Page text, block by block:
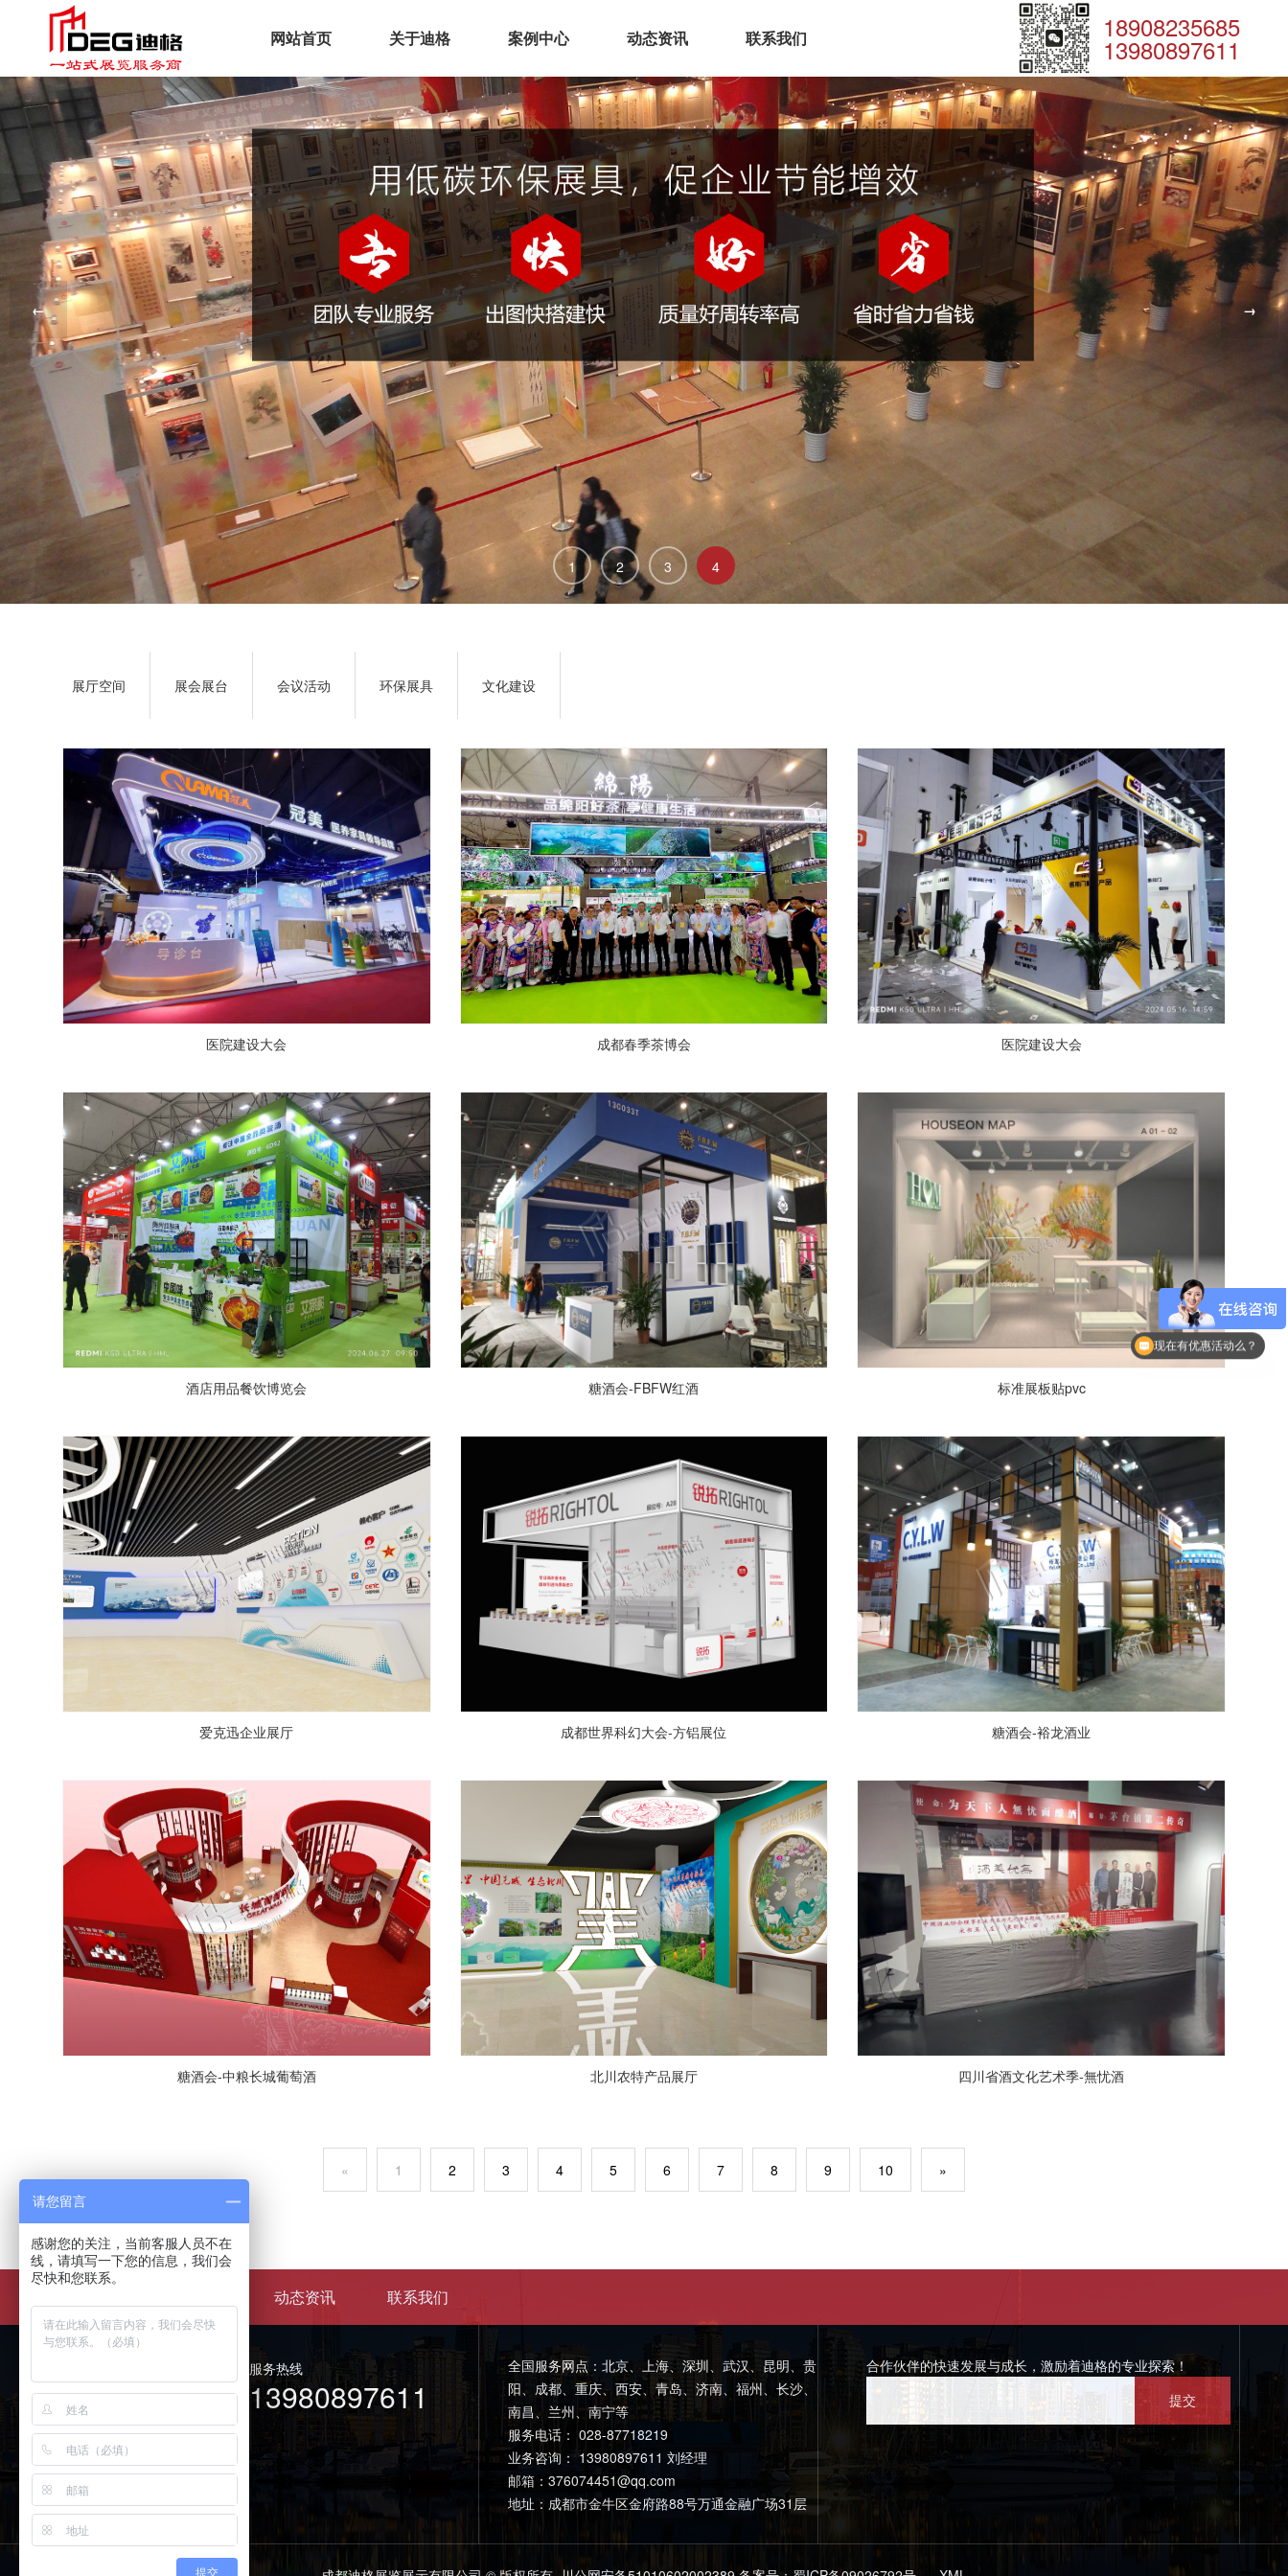
网站首页 关于迪格
企业介绍
文化理念
荣誉资质
工厂实景
服务范围
案例中心
展厅空间
展会展台
会议活动
环保展具
文化建设
动态资讯 联系我们 18908235685
13980897611
1 2 3 4
← →
展厅空间 展会展台 会议活动 环保展具 文化建设
医院建设大会 成都春季茶博会 医院建设大会
酒店用品餐饮博览会 糖酒会-FBFW红酒 标准展板贴pvc
爱克迅企业展厅 成都世界科幻大会-方铝展位 糖酒会-裕龙酒业
糖酒会-中粮长城葡萄酒 北川农特产品展厅 四川省酒文化艺术季-無忧酒
« 1 2 3 4 5 6 7 8 9 10 »
动态资讯 联系我们
服务热线
13980897611
全国服务网点：北京、上海、深圳、武汉、昆明、贵
阳、成都、重庆、西安、青岛、济南、福州、长沙、
南昌、兰州、南宁等
服务电话： 028-87718219
业务咨询： 13980897611 刘经理
邮箱：376074451@qq.com
地址：成都市金牛区金府路88号万通金融广场31层
合作伙伴的快速发展与成长，激励着迪格的专业探索！
现在有优惠活动么？
请您留言
感谢您的关注，当前客服人员不在
线，请填写一下您的信息，我们会
尽快和您联系。
提交